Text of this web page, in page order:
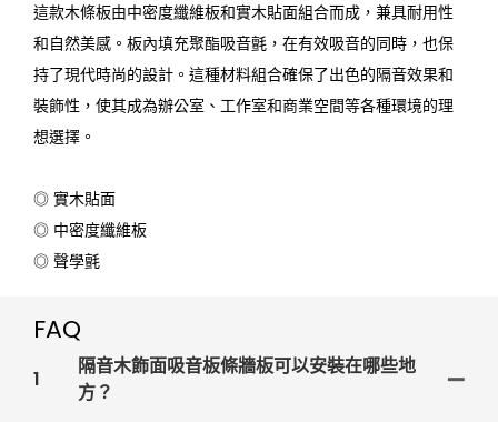
這款木條板由中密度纖維板和實木貼面組合而成，兼具耐用性
和自然美感。板內填充聚酯吸音氈，在有效吸音的同時，也保
持了現代時尚的設計。這種材料組合確保了出色的隔音效果和
裝飾性，使其成為辦公室、工作室和商業空間等各種環境的理
想選擇。
◎ 實木貼面
◎ 中密度纖維板
◎ 聲學氈
FAQ
1
隔音木飾面吸音板條牆板可以安裝在哪些地
方？